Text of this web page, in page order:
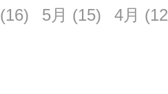
(16) 5月 (15) 4月